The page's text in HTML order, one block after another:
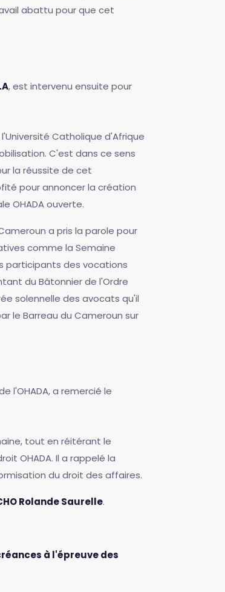
abattu pour que cet
, est intervenu ensuite pour
Catholique d'Afrique
C'est dans ce sens
la réussite de cet
pour annoncer la création
OHADA ouverte.
a pris la parole pour
comme la Semaine
participants des vocations
du Bâtonnier de l'Ordre
solennelle des avocats qu'il
le Barreau du Cameroun sur
l'OHADA, a remercié le
tout en réitérant le
OHADA. Il a rappelé la
du droit des affaires.
Rolande Saurelle.
à l'épreuve des